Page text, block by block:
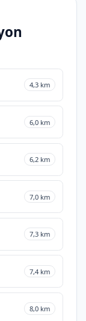
4,3 km
6,0 km
6,2 km
7,0 km
7,3 km
7,4 km
8,0 km